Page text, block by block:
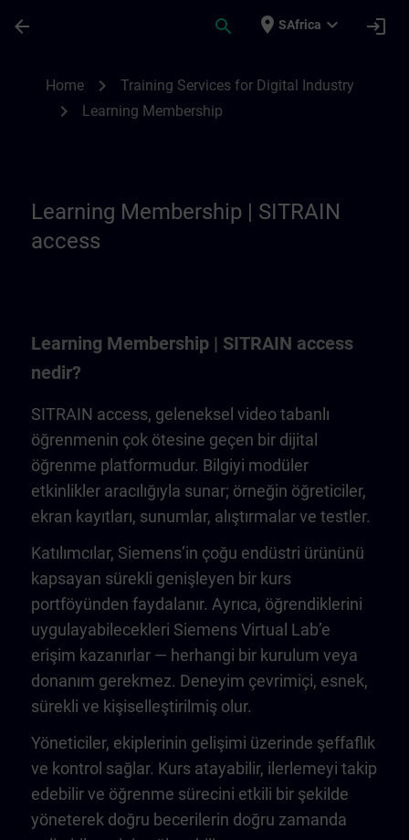
arrow_back search place SAfrica expand_more login
Home chevron_right Training Services for Digital Industry
chevron_right Learning Membership
Learning Membership | SITRAIN
access
Learning Membership | SITRAIN access
nedir?
SITRAIN access, geleneksel video tabanlı
öğrenmenin çok ötesine geçen bir dijital
öğrenme platformudur. Bilgiyi modüler
etkinlikler aracılığıyla sunar; örneğin öğreticiler,
ekran kayıtları, sunumlar, alıştırmalar ve testler.
Katılımcılar, Siemens’in çoğu endüstri ürününü
kapsayan sürekli genişleyen bir kurs
portföyünden faydalanır. Ayrıca, öğrendiklerini
uygulayabilecekleri Siemens Virtual Lab’e
erişim kazanırlar — herhangi bir kurulum veya
donanım gerekmez. Deneyim çevrimiçi, esnek,
sürekli ve kişiselleştirilmiş olur.
Yöneticiler, ekiplerinin gelişimi üzerinde şeffaflık
ve kontrol sağlar. Kurs atayabilir, ilerlemeyi takip
edebilir ve öğrenme sürecini etkili bir şekilde
yöneterek doğru becerilerin doğru zamanda